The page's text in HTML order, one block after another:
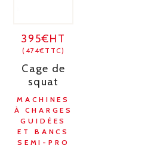
395€HT
(474€TTC)
Cage de
squat
MACHINES
À CHARGES
GUIDÉES
ET BANCS
SEMI-PRO